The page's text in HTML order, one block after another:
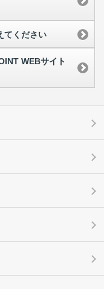
てください
WEBサイト